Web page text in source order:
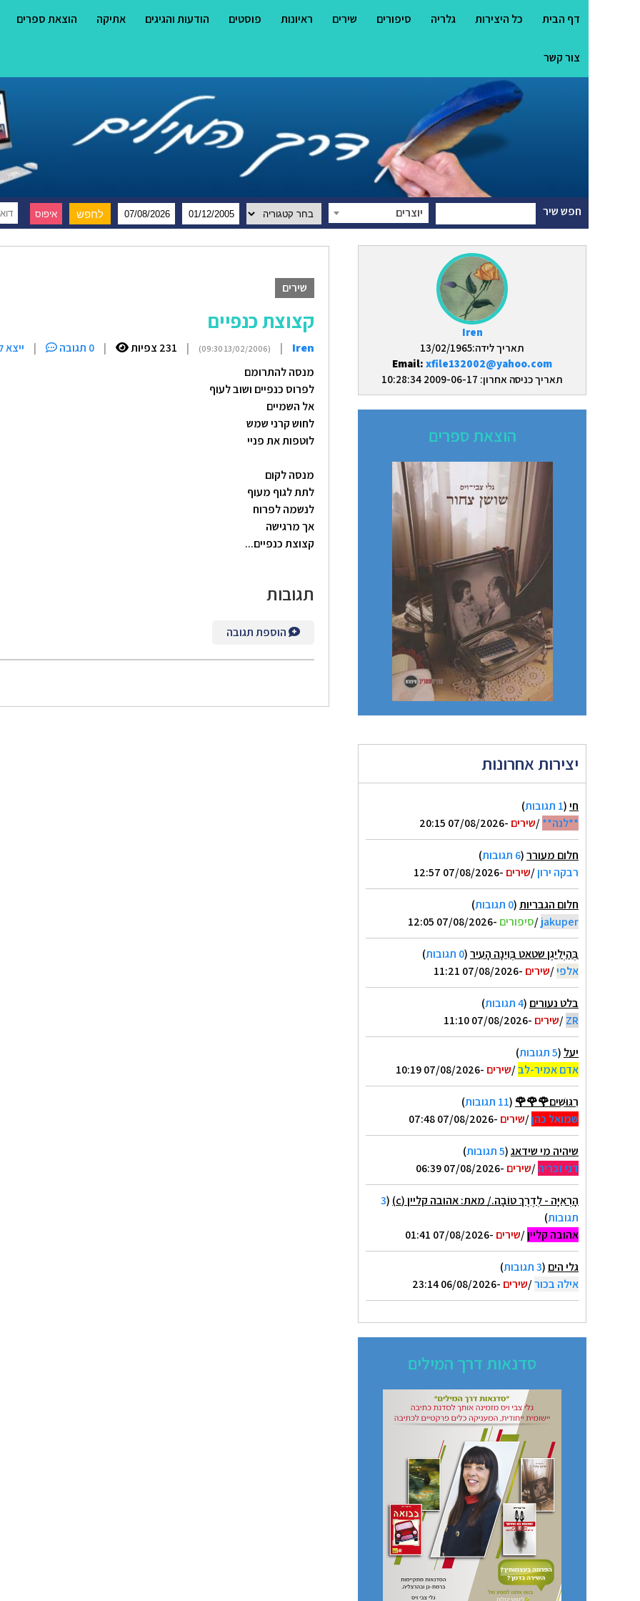
דף הבית כל היצירות גלריה סיפורים שירים ראיונות פוסטים הודעות והגיגים אתיקה הוצאת ספרים
צור קשר
חפש שיר יוצרים
Iren
תאריך לידה:13/02/1965
Email: xfile132002@yahoo.com
תאריך כניסה אחרון: 2009-06-17 10:28:34
הוצאת ספרים
יצירות אחרונות
חי(1 תגובות
)
**לנה**/שירים -07/08/2026 20:15
חלום מעורר(6 תגובות
)
רבקה ירון/שירים -07/08/2026 12:57
חלום הגבריות(0 תגובות
)
jakuper
/סיפורים -07/08/2026 12:05
בְּהַיְלִיגֶן שטאט בְּוִינָה הָעִיר(0 תגובות
)
אלפי/שירים -07/08/2026 11:21
בלט נעורים (4 תגובות
)
ZR
/שירים -07/08/2026 11:10
יעל (5 תגובות
)
אדם אמיר-לב/שירים -07/08/2026 10:19
רִגּוּשִׁים🌹🌹🌹 (11 תגובות
)
שמואל כהן/שירים -07/08/2026 07:48
שיהיה מי שידאג(5 תגובות
)
דני זכריה/שירים -07/08/2026 06:39
הָרְאִיָּה - לְדֶרֶךְ טוֹבָה./ מאת: אהובה קליין (c) (
3
תגובות)
אהובה קליין/שירים -07/08/2026 01:41
גלי הים (3 תגובות
)
אילה בכור/שירים -06/08/2026 23:14
סדנאות דרך המילים
שירים
קצוצת כנפיים
Iren
|
(13/02/2006 09:30)
| 231 צפיות | 0 תגובה | ייצא
מנסה להתרומם
לפרוס כנפיים ושוב לעוף
אל השמיים
לחוש קרני שמש
לוטפות את פניי
מנסה לקום
לתת לגוף מעוף
לנשמה לפרוח
אך מרגישה
קצוצת כנפיים...
תגובות
הוספת תגובה